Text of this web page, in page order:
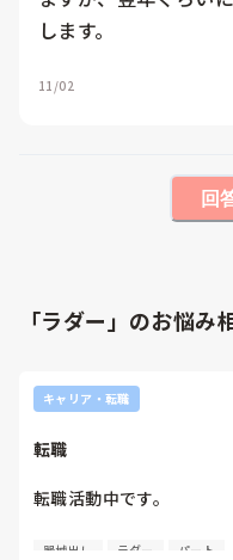
します。
11/02
回
「ラダー」のお悩み
キャリア・転職
転職
転職活動中です。
理由はパートから正規に
器械出し ラダー パート